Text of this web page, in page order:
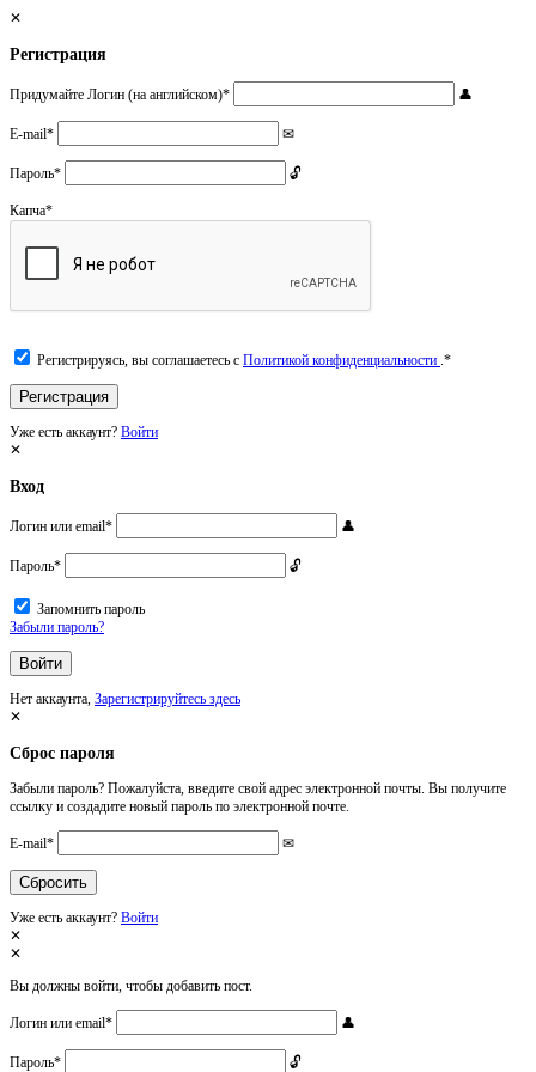
Регистрация
Придумайте Логин (на английском)*
E-mail*
Пароль*
Капча*
Регистрируясь, вы соглашаетесь с Политикой конфиденциальности .*
Уже есть аккаунт? Войти
Вход
Логин или email*
Пароль*
Запомнить пароль
Забыли пароль?
Нет аккаунта, Зарегистрируйтесь здесь
Сброс пароля
Забыли пароль? Пожалуйста, введите свой адрес электронной почты. Вы получите
ссылку и создадите новый пароль по электронной почте.
E-mail*
Уже есть аккаунт? Войти
Вы должны войти, чтобы добавить пост.
Логин или email*
Пароль*